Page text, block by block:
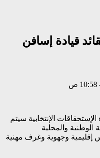
قيادة إسافن
الإنتخابية سيتم
الوطنية والمحلية
وجهوية وغرف مهنية